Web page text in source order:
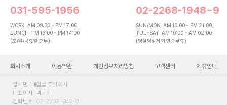
031-595-1956
WORK AM 09:30 ~ PM 17:00
LUNCH PM 13:00 ~ PM 14:00
(토/일/공휴일 휴무)
02-2268-1948~9
SUN/MON AM 10:00 ~ PM 21:00
TUE~SAT AM 10:00 ~ AM 02:00
(명절당일제외 연중무휴)
회사소개 이용약관 개인정보처리방침 고객센터 제휴안내
업체명 : 네일몰 주식회사
대표이사 : 박세재
전화번호 : 02-2268-1948~9